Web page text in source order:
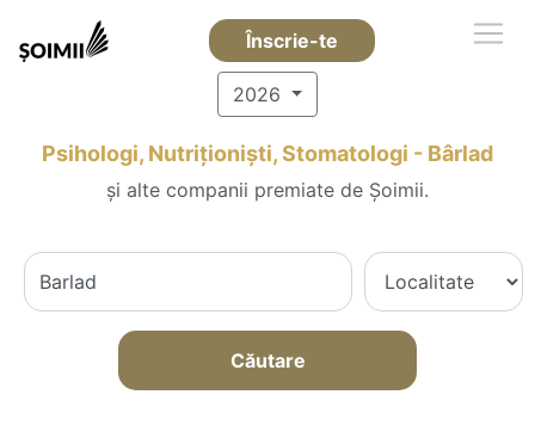
Înscrie-te
2026
Psihologi, Nutriționiști, Stomatologi - Bârlad
și alte companii premiate de Șoimii.
Căutare